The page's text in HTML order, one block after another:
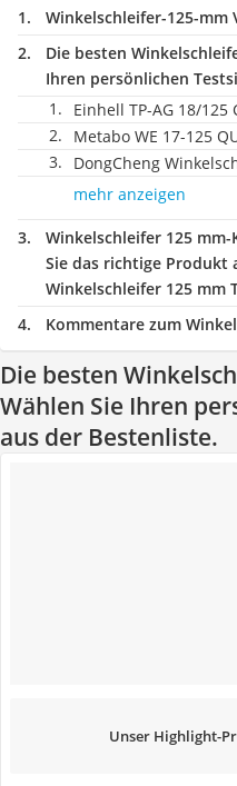
Winkelschleifer-125-mm
Die besten
Ihren persönlichen
Einhell TP-AG 18/125
Metabo WE 17-125
DongCheng
mehr anzeigen
Winkelschleifer 125
Sie das richtige Produkt
Winkelschleifer 125 mm
Kommentare zum
Die besten
Wählen Sie Ihren
aus der Bestenliste.
Unser Highlight-